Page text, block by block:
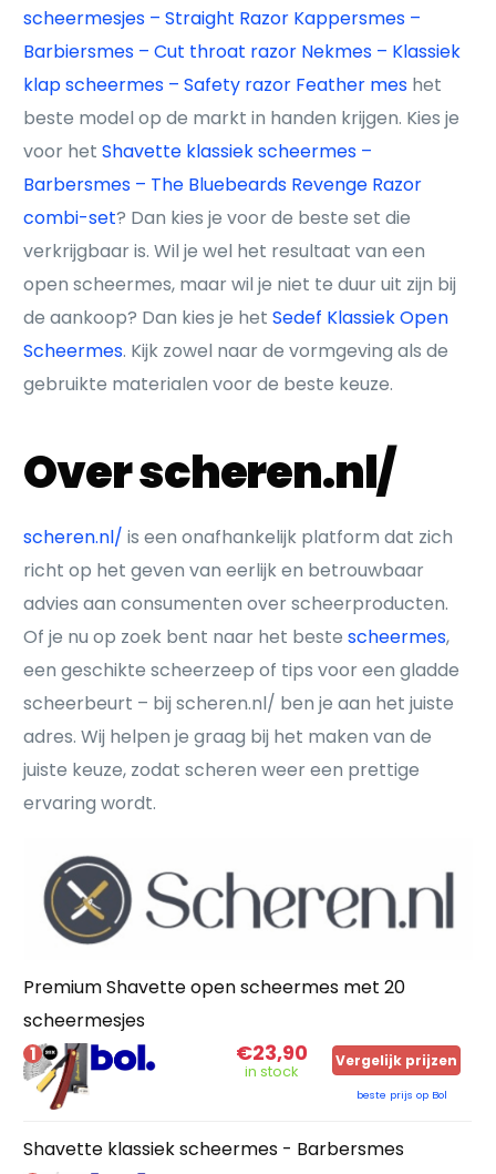
scheermesjes – Straight Razor Kappersmes –
Barbiersmes – Cut throat razor Nekmes – Klassiek
klap scheermes – Safety razor Feather mes het
beste model op de markt in handen krijgen. Kies je
voor hetShavette klassiek scheermes –
Barbersmes – The Bluebeards Revenge Razor
combi-set? Dan kies je voor de beste set die
verkrijgbaar is. Wil je wel het resultaat van een
open scheermes, maar wil je niet te duur uit zijn bij
de aankoop? Dan kies je hetSedef Klassiek Open
Scheermes. Kijk zowel naar de vormgeving als de
gebruikte materialen voor de beste keuze.
Over scheren.nl/
scheren.nl/ is een onafhankelijk platform dat zich
richt op het geven van eerlijk en betrouwbaar
advies aan consumenten over scheerproducten.
Of je nu op zoek bent naar het bestescheermes,
een geschikte scheerzeep of tips voor een gladde
scheerbeurt – bij scheren.nl/ ben je aan het juiste
adres. Wij helpen je graag bij het maken van de
juiste keuze, zodat scheren weer een prettige
ervaring wordt.
Premium Shavette open scheermes met 20
scheermesjes
1 €23,90
in stock
Vergelijk prijzen
beste prijs op Bol
Shavette klassiek scheermes - Barbersmes